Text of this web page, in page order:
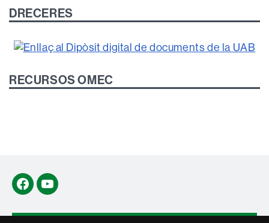
DRECERES
RECURSOS OMEC
FacebookYouTube